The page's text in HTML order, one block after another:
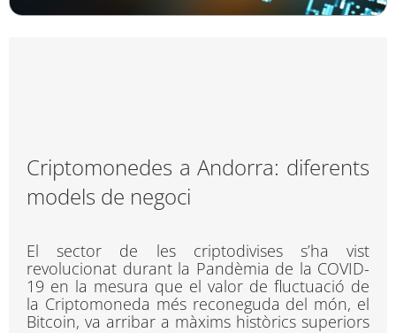
Criptomonedes a Andorra: diferents
models de negoci
El sector de les criptodivises s’ha vist
revolucionat durant la Pandèmia de la COVID-
19 en la mesura que el valor de fluctuació de
la Criptomoneda més reconeguda del món, el
Bitcoin, va arribar a màxims històrics superiors